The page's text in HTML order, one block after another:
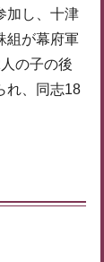
加し、十津
組が幕府軍
の子の後
れ、同志18